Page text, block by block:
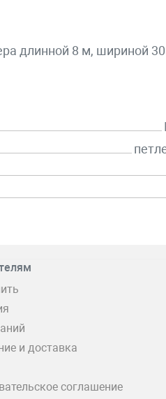
длинной 8 м, шириной
и доставка
соглашение